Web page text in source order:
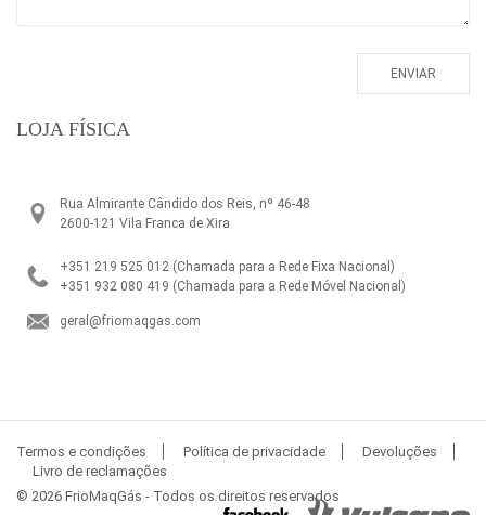
LOJA FÍSICA
Rua Almirante Cândido dos Reis, nº 46-48
2600-121 Vila Franca de Xira
+351 219 525 012 (Chamada para a Rede Fixa Nacional)
+351 932 080 419 (Chamada para a Rede Móvel Nacional)
geral@friomaqgas.com
Termos e condições Política de privacidade
Devoluções
Livro de reclamações
© 2026 FrioMaqGás - Todos os direitos reservados